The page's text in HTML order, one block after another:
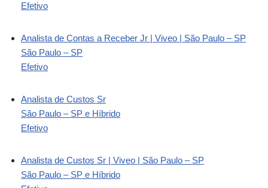
Efetivo
Analista de Contas a Receber Jr | Viveo | São Paulo – SP
São Paulo – SP
Efetivo
Analista de Custos Sr
São Paulo – SP e Híbrido
Efetivo
Analista de Custos Sr | Viveo | São Paulo – SP
São Paulo – SP e Híbrido